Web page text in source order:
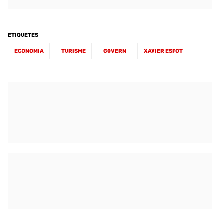
ETIQUETES
ECONOMIA TURISME GOVERN XAVIER ESPOT